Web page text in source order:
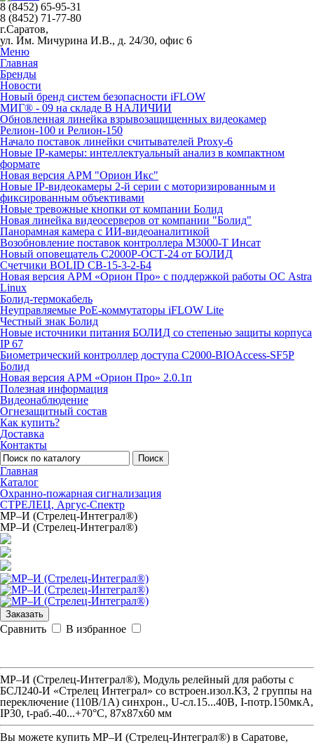
8 (8452) 65-95-31
8 (8452) 71-77-80
г.Саратов,
ул. Им. Мичурина И.В., д. 24/30, офис 6
Меню
Главная
Бренды
Новости
Новый бренд систем безопасности iFLOW
МИГ® - 09 на складе В НАЛИЧИИ
Обновленная линейка взрывозащищенных видеокамер
Релион-100 и Релион-150
Начало поставок линейки считывателей Proxy-6
Новые IP-камеры: интеллектуальный анализ в компактном
формате
Новая версия АРМ "Орион Икс"
Новые IP-видеокамеры 2-й серии с моторизированным и
фиксированным объективами
Новые тревожные кнопки от компании Болид
Новая линейка видеосерверов от компании "Болид"
Панорамная камера с ИИ-видеоаналитикой
Возобновление поставок контроллера М3000-Т Инсат
Новый оповещатель С2000Р-ОСТ-24 от БОЛИД
Счетчики BOLID СВ-15-3-2-Б4
Новая версия АРМ «Орион Про» с поддержкой работы ОС Astra
Linux
Болид-термокабель
Неуправляемые PoE-коммутаторы iFLOW Lite
Честный знак Болид
Новые источники питания БОЛИД со степенью защиты корпуса
IP 67
Биометрический контроллер доступа С2000-BIOAccess-SF5P
Болид
Новая версия АРМ «Орион Про» 2.0.1п
Полезная информация
Видеонаблюдение
Огнезащитный состав
Как купить?
Доставка
Контакты
Поиск
Главная
Каталог
Охранно-пожарная сигнализация
СТРЕЛЕЦ, Аргус-Спектр
МР–И (Стрелец-Интеграл®)
МР–И (Стрелец-Интеграл®)
Заказать
Сравнить В избранное
МР–И (Стрелец-Интеграл®), Модуль релейный для работы с
БСЛ240-И «Стрелец Интеграл» со встроен.изол.КЗ, 2 группы на
переключение (110В/1А) синхрон., U-сл.15...40В, I-потр.150мкА,
IP30, t-раб.-40...+70°С, 87х87х60 мм
Вы можете купить МР–И (Стрелец-Интеграл®) в Саратове,